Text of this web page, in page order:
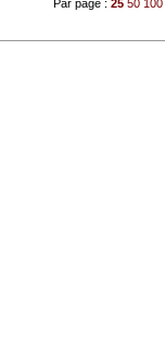
Par page :25 50 100